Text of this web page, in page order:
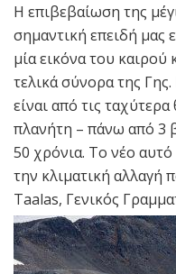
Η επιβεβαίωση της
σημαντική επειδή μας
μία εικόνα του καιρού
τελικά σύνορα της
είναι από τις
πλανήτη – πάνω από 3
50 χρόνια. Το νέο
την κλιματική αλλαγή
Taalas, Γενικός